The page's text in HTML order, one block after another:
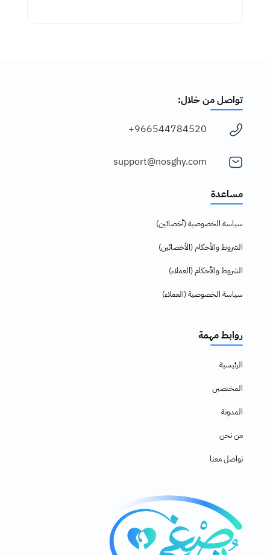
تواصل من خلال:
966544784520+
support@nosghy.com
مساعدة
سياسة الخصوصية (أخصائين)
الشروط والأحكام (الأخصائين)
الشروط والأحكام (العملاء)
سياسة الخصوصية (العملاء)
روابط مهمة
الرئيسية
المختصين
المدونة
من نحن
تواصل معنا